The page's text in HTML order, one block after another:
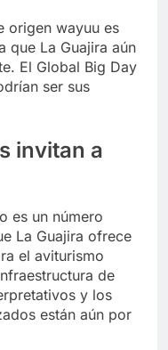
origen wayuu es
que La Guajira aún
El Global Big Day
ser sus
invitan a
es un número
La Guajira ofrece
el aviturismo
de
y los
están aún por